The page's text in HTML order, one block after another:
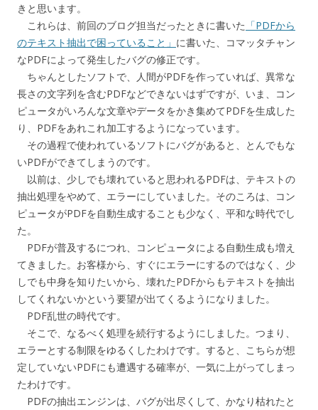
きと思います。
これらは、前回のブログ担当だったときに書いた 「PDFから
のテキスト抽出で困っていること」 に書いた、コマッタチャン
なPDFによって発生したバグの修正です。
ちゃんとしたソフトで、人間がPDFを作っていれば、異常な
長さの文字列を含むPDFなどできないはずですが、いま、コン
ピュータがいろんな文章やデータをかき集めてPDFを生成した
り、PDFをあれこれ加工するようになっています。
その過程で使われているソフトにバグがあると、とんでもな
いPDFができてしまうのです。
以前は、少しでも壊れていると思われるPDFは、テキストの
抽出処理をやめて、エラーにしていました。そのころは、コン
ピュータがPDFを自動生成することも少なく、平和な時代でし
た。
PDFが普及するにつれ、コンピュータによる自動生成も増え
てきました。お客様から、すぐにエラーにするのではなく、少
しでも中身を知りたいから、壊れたPDFからもテキストを抽出
してくれないかという要望が出てくるようになりました。
PDF乱世の時代です。
そこで、なるべく処理を続行するようにしました。つまり、
エラーとする制限をゆるくしたわけです。すると、こちらが想
定していないPDFにも遭遇する確率が、一気に上がってしまっ
たわけです。
PDFの抽出エンジンは、バグが出尽くして、かなり枯れたと